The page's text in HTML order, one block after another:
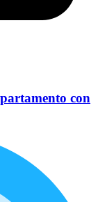
con